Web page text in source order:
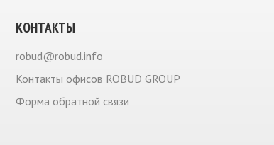
КОНТАКТЫ
robud@robud.info
Контакты офисов ROBUD GROUP
Форма обратной связи